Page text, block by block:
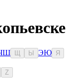
Ш Ы ЭЮ Я
Z